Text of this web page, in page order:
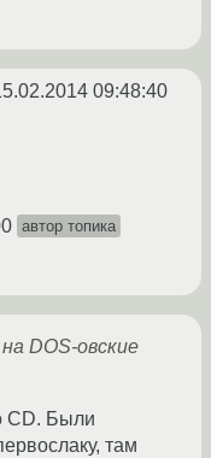
09:48:40
автор топика
DOS-овские
CD. Были
там